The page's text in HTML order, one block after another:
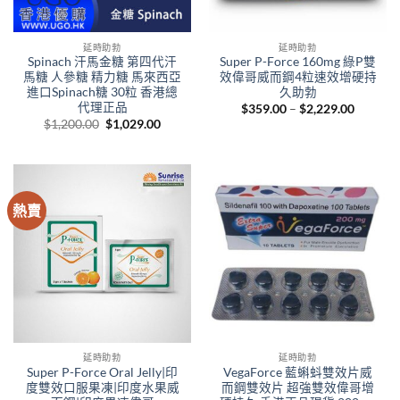
延時助勃
Spinach 汗馬金糖 第四代汗
馬糖 人參糖 精力糖 馬來西亞
進口Spinach糖 30粒 香港總
代理正品
$1,200.00 Original
price
$1,029.00Current
延時助勃
Super P-Force 160mg 綠P雙
效偉哥威而鋼4粒速效增硬持
久助勃
$359.00 – $2,229.00Price
熱賣
延時助勃
Super P-Force Oral Jelly|印
度雙效口服果凍|印度水果威
延時助勃
VegaForce 藍蝌蚪雙效片威
而鋼雙效片 超強雙效偉哥增